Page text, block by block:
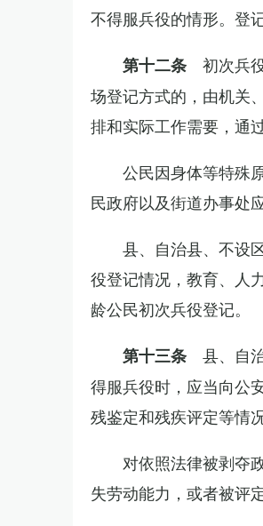
不得服兵役的情形。登
第十二条 初次兵
场登记方式的，由机关
排和实际工作需要，通
公民因身体等特殊
民政府以及街道办事处
县、自治县、不设
役登记情况，教育、人
龄公民初次兵役登记。
第十三条 县、自
得服兵役时，应当向公
残鉴定和残疾评定等情
对依照法律被剥夺
失劳动能力，或者被评